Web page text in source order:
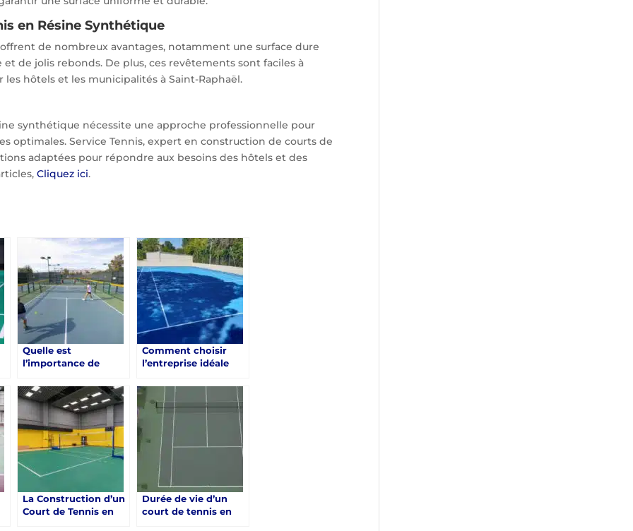
en Résine Synthétique
de nombreux avantages, notamment une surface dure
de jolis rebonds. De plus, ces revêtements sont faciles à
hôtels et les municipalités à Saint-Raphaël.
synthétique nécessite une approche professionnelle pour
optimales. Service Tennis, expert en construction de courts de
adaptées pour répondre aux besoins des hôtels et des
Cliquez ici.
Quelle est
l’importance de
d’un court de tennis
en résine synthétique
à Saint-Raphaël ?
Comment choisir
l’entreprise idéale
d’un court de tennis
en résine synthétique
à Saint-Raphaël ?
La Construction d’un
Court de Tennis en
Durée de vie d’un
court de tennis en